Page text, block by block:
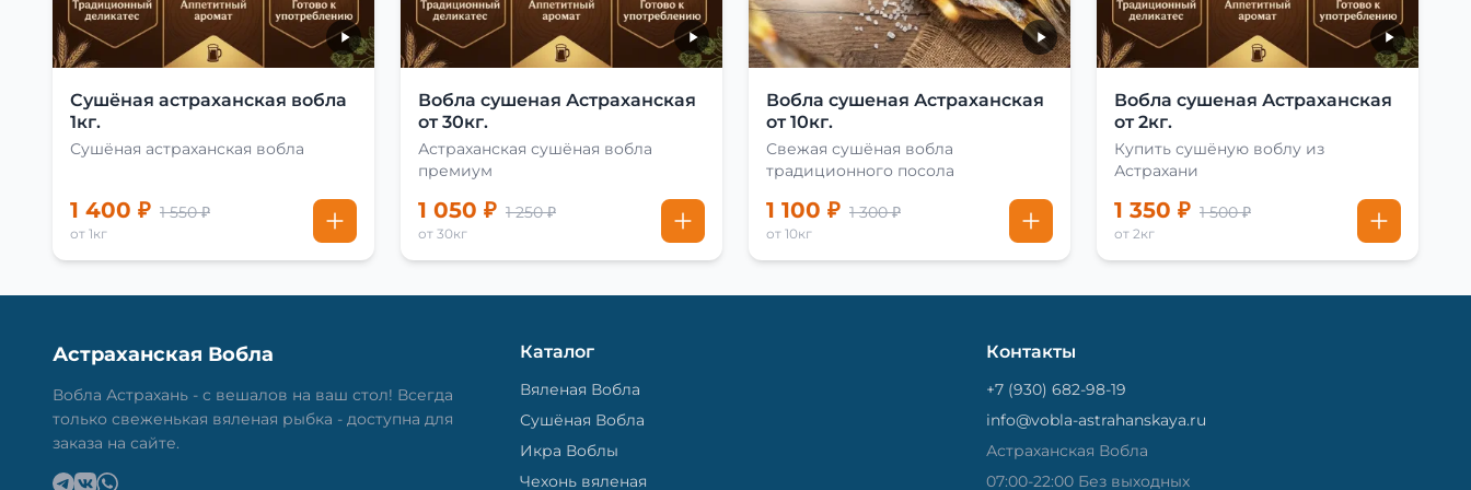
Сушёная астраханская вобла
1кг.
Сушёная астраханская вобла
1 400 ₽ 1 550 ₽
от 1кг
Вобла сушеная Астраханская
от 30кг.
Астраханская сушёная вобла
премиум
1 050 ₽ 1 250 ₽
от 30кг
Вобла сушеная Астраханская
от 10кг.
Свежая сушёная вобла
традиционного посола
1 100 ₽ 1 300 ₽
от 10кг
Вобла сушеная Астраханская
от 2кг.
Купить сушёную воблу из
Астрахани
1 350 ₽ 1 500 ₽
от 2кг
Астраханская Вобла
Вобла Астрахань - с вешалов на ваш стол! Всегда
только свеженькая вяленая рыбка - доступна для
заказа на сайте.
Каталог
Вяленая Вобла
Сушёная Вобла
Икра Воблы
Чехонь вяленая
Контакты
+7 (930) 682-98-19
info@vobla-astrahanskaya.ru
Астраханская Вобла
07:00-22:00 Без выходных